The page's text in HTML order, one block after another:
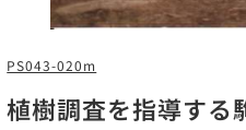
PS043-020m
植樹調査を指導する